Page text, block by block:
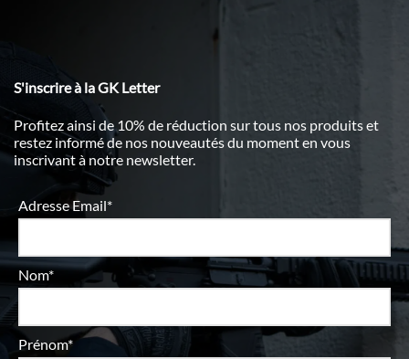
S'inscrire à la GK Letter
Profitez ainsi de 10% de réduction sur tous nos produits et
restez informé de nos nouveautés du moment en vous
inscrivant à notre newsletter.
Adresse Email*
Nom*
Prénom*